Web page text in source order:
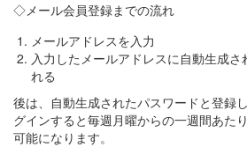
◇メール会員登録までの流れ
メールアドレスを入力
入力したメールアドレスに自動生成
れる
後は、自動生成されたパスワードと登録
グインすると毎週月曜からの一週間あた
可能になります。